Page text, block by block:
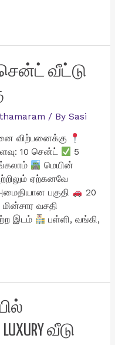
வீட்டு
/ By Sasi
விற்பனைக்கு
10 சென்ட்
5
மெயின்
ஏற்கனவே
பகுதி
20
மின்சார வசதி
இடம்
பள்ளி, வங்கி,
வீடு